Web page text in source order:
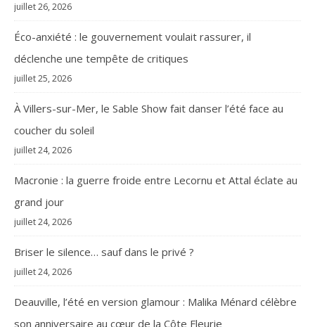
juillet 26, 2026
Éco-anxiété : le gouvernement voulait rassurer, il
déclenche une tempête de critiques
juillet 25, 2026
À Villers-sur-Mer, le Sable Show fait danser l’été face au
coucher du soleil
juillet 24, 2026
Macronie : la guerre froide entre Lecornu et Attal éclate au
grand jour
juillet 24, 2026
Briser le silence… sauf dans le privé ?
juillet 24, 2026
Deauville, l’été en version glamour : Malika Ménard célèbre
son anniversaire au cœur de la Côte Fleurie